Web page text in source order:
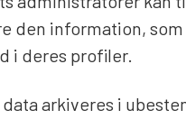
den information,
i deres profiler.
arkiveres i